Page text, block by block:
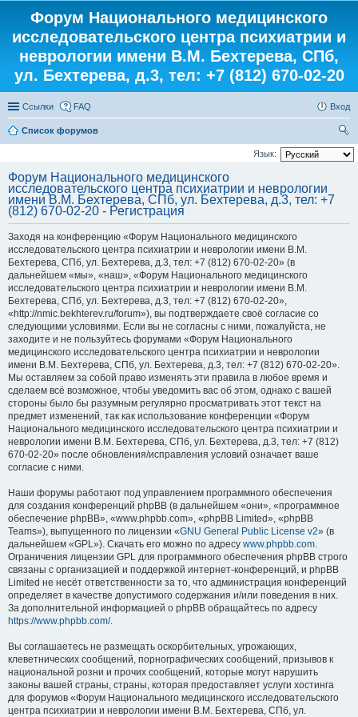
Форум Национального медицинского
исследовательского центра психиатрии и
неврологии имени В.М. Бехтерева, СПб,
ул. Бехтерева, д.3, тел: +7 (812) 670-02-20
Ссылки FAQ Вход
Список форумов
ои
Язык:
Форум Национального медицинского
исследовательского центра психиатрии и неврологии
имени В.М. Бехтерева, СПб, ул. Бехтерева, д.3, тел: +7
(812) 670-02-20 - Регистрация
Заходя на конференцию «Форум Национального медицинского
исследовательского центра психиатрии и неврологии имени В.М.
Бехтерева, СПб, ул. Бехтерева, д.3, тел: +7 (812) 670-02-20» (в
дальнейшем «мы», «наш», «Форум Национального медицинского
исследовательского центра психиатрии и неврологии имени В.М.
Бехтерева, СПб, ул. Бехтерева, д.3, тел: +7 (812) 670-02-20»,
«http://nmic.bekhterev.ru/forum»), вы подтверждаете своё согласие со
следующими условиями. Если вы не согласны с ними, пожалуйста, не
заходите и не пользуйтесь форумами «Форум Национального
медицинского исследовательского центра психиатрии и неврологии
имени В.М. Бехтерева, СПб, ул. Бехтерева, д.3, тел: +7 (812) 670-02-20».
Мы оставляем за собой право изменять эти правила в любое время и
сделаем всё возможное, чтобы уведомить вас об этом, однако с вашей
стороны было бы разумным регулярно просматривать этот текст на
предмет изменений, так как использование конференции «Форум
Национального медицинского исследовательского центра психиатрии и
неврологии имени В.М. Бехтерева, СПб, ул. Бехтерева, д.3, тел: +7 (812)
670-02-20» после обновления/исправления условий означает ваше
согласие с ними.
Наши форумы работают под управлением программного обеспечения
для создания конференций phpBB (в дальнейшем «они», «программное
обеспечение phpBB», «www.phpbb.com», «phpBB Limited», «phpBB
Teams»), выпущенного по лицензии «GNU General Public License v2» (в
дальнейшем «GPL»). Скачать его можно по адресу www.phpbb.com.
Ограничения лицензии GPL для программного обеспечения phpBB строго
связаны с организацией и поддержкой интернет-конференций, и phpBB
Limited не несёт ответственности за то, что администрация конференций
определяет в качестве допустимого содержания и/или поведения в них.
За дополнительной информацией о phpBB обращайтесь по адресу
https://www.phpbb.com/.
Вы соглашаетесь не размещать оскорбительных, угрожающих,
клеветнических сообщений, порнографических сообщений, призывов к
национальной розни и прочих сообщений, которые могут нарушить
законы вашей страны, страны, которая предоставляет услуги хостинга
для форумов «Форум Национального медицинского исследовательского
центра психиатрии и неврологии имени В.М. Бехтерева, СПб, ул.